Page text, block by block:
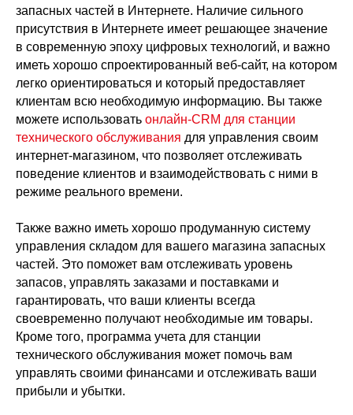
запасных частей в Интернете. Наличие сильного
присутствия в Интернете имеет решающее значение
в современную эпоху цифровых технологий, и важно
иметь хорошо спроектированный веб-сайт, на котором
легко ориентироваться и который предоставляет
клиентам всю необходимую информацию. Вы также
можете использовать онлайн-CRM для станции
технического обслуживания для управления своим
интернет-магазином, что позволяет отслеживать
поведение клиентов и взаимодействовать с ними в
режиме реального времени.
Также важно иметь хорошо продуманную систему
управления складом для вашего магазина запасных
частей. Это поможет вам отслеживать уровень
запасов, управлять заказами и поставками и
гарантировать, что ваши клиенты всегда
своевременно получают необходимые им товары.
Кроме того, программа учета для станции
технического обслуживания может помочь вам
управлять своими финансами и отслеживать ваши
прибыли и убытки.